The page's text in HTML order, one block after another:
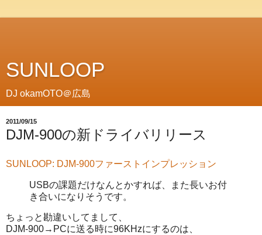
SUNLOOP
DJ okamOTO＠広島
2011/09/15
DJM-900の新ドライバリリース
SUNLOOP: DJM-900ファーストインプレッション
USBの課題だけなんとかすれば、また長いお付
き合いになりそうです。
ちょっと勘違いしてまして、
DJM-900→PCに送る時に96KHzにするのは、